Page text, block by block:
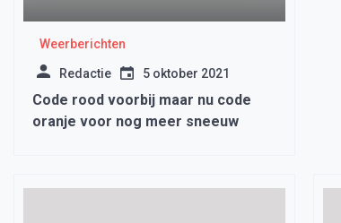
Weerberichten
Redactie 5 oktober 2021
Code rood voorbij maar nu code
oranje voor nog meer sneeuw